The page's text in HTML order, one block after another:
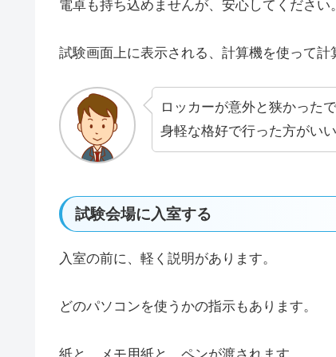
電卓も持ち込めませんが、安心してください。
試験画面上に表示される、計算機を使って計
ロッカーが意外と狭かったで
身軽な格好で行った方がい
試験会場に入室する
入室の前に、軽く説明があります。
どのパソコンを使うかの指示もあります。